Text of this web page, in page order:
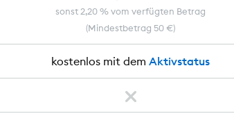
sonst 2,20 % vom verfügten Betrag
(Mindestbetrag 50 €)
kostenlos mit demAktivstatus